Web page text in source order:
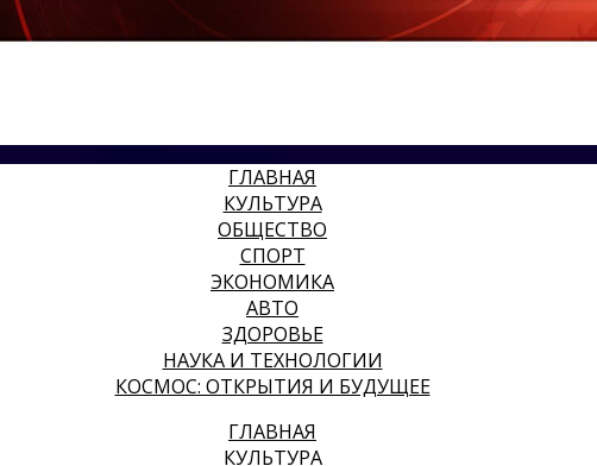
ГЛАВНАЯ
КУЛЬТУРА
ОБЩЕСТВО
СПОРТ
ЭКОНОМИКА
АВТО
ЗДОРОВЬЕ
НАУКА И ТЕХНОЛОГИИ
КОСМОС: ОТКРЫТИЯ И БУДУЩЕЕ
ГЛАВНАЯ
КУЛЬТУРА